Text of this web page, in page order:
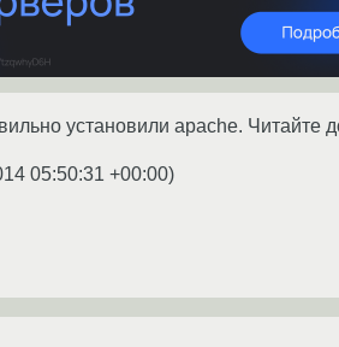
установили apache.
05:50:31 +00:00)